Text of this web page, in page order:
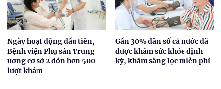
Ngày hoạt động đầu tiên,
Bệnh viện Phụ sản Trung
ương cơ sở 2 đón hơn 500
lượt khám
Gần 30% dân số cả nước đã
được khám sức khỏe định
kỳ, khám sàng lọc miễn phí